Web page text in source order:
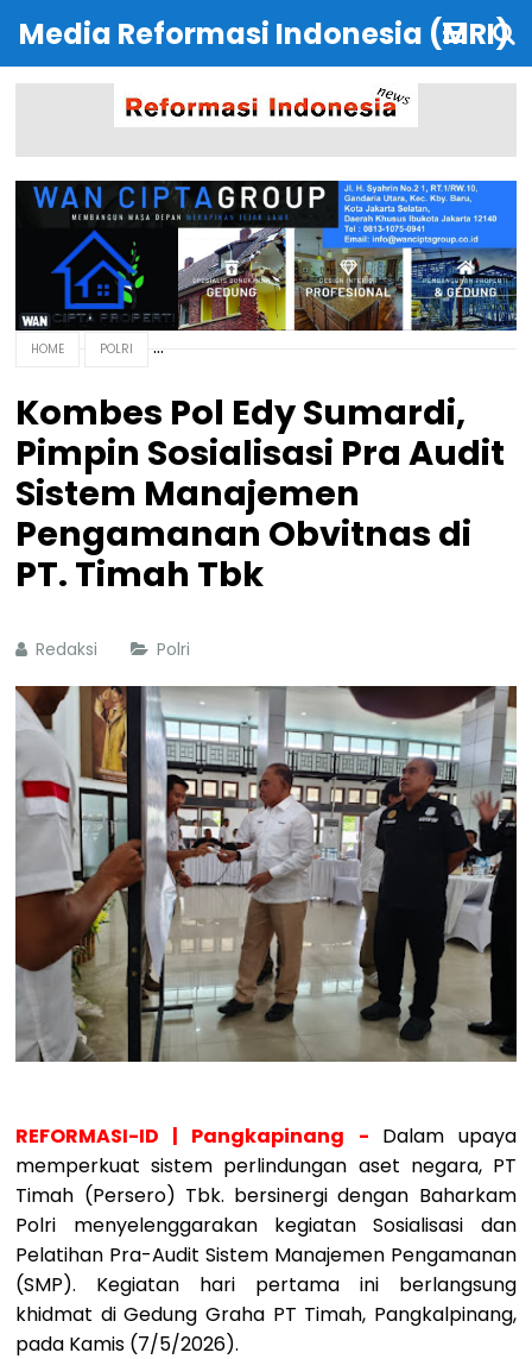
Media Reformasi Indonesia (MRI)
HOME POLRI
Kombes Pol Edy Sumardi,
Pimpin Sosialisasi Pra Audit
Sistem Manajemen
Pengamanan Obvitnas di
PT. Timah Tbk
Redaksi Polri
REFORMASI-ID | Pangkapinang - Dalam upaya
memperkuat sistem perlindungan aset negara, PT
Timah (Persero) Tbk. bersinergi dengan Baharkam
Polri menyelenggarakan kegiatan Sosialisasi dan
Pelatihan Pra-Audit Sistem Manajemen Pengamanan
(SMP). Kegiatan hari pertama ini berlangsung
khidmat di Gedung Graha PT Timah, Pangkalpinang,
pada Kamis (7/5/2026).